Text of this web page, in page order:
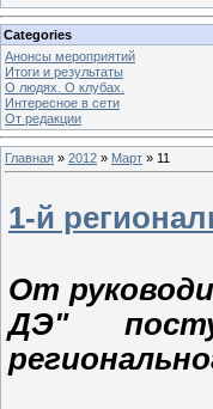
Categories
Анонсы мероприятий
Итоги и результаты
О людях. О клубах.
Интересное в сети
От редакции
Главная » 2012 » Март » 11
1-й
От
ДЭ"